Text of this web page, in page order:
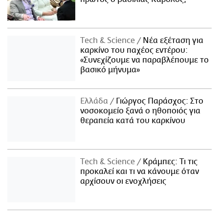
Τech & Science
Νέα εξέταση για
καρκίνο του παχέος εντέρου:
«Συνεχίζουμε να παραβλέπουμε το
βασικό μήνυμα»
Ελλάδα
Γιώργος Παράσχος: Στο
νοσοκομείο ξανά ο ηθοποιός για
θεραπεία κατά του καρκίνου
Τech & Science
Κράμπες: Τι τις
προκαλεί και τι να κάνουμε όταν
αρχίσουν οι ενοχλήσεις